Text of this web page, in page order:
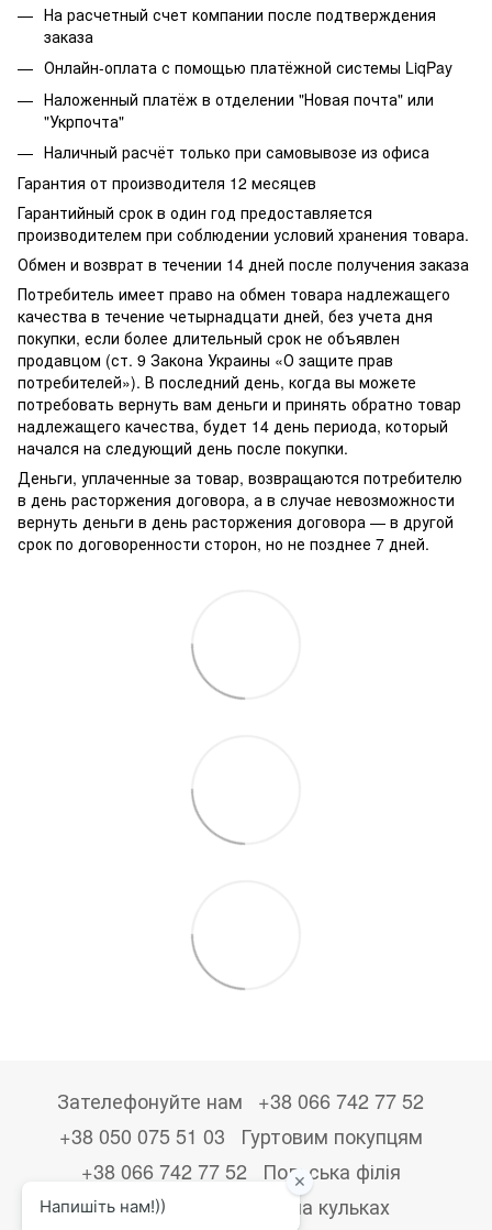
На расчетный счет компании после подтверждения
заказа
Онлайн-оплата с помощью платёжной системы LiqPay
Наложенный платёж в отделении "Новая почта" или
"Укрпочта"
Наличный расчёт только при самовывозе из офиса
Гарантия от производителя 12 месяцев
Гарантийный срок в один год предоставляется
производителем при соблюдении условий хранения товара.
Обмен и возврат в течении 14 дней после получения заказа
Потребитель имеет право на обмен товара надлежащего
качества в течение четырнадцати дней, без учета дня
покупки, если более длительный срок не объявлен
продавцом (ст. 9 Закона Украины «О защите прав
потребителей»). В последний день, когда вы можете
потребовать вернуть вам деньги и принять обратно товар
надлежащего качества, будет 14 день периода, который
начался на следующий день после покупки.
Деньги, уплаченные за товар, возвращаются потребителю
в день расторжения договора, а в случае невозможности
вернуть деньги в день расторжения договора — в другой
срок по договоренности сторон, но не позднее 7 дней.
Зателефонуйте нам
+38 066 742 77 52
+38 050 075 51 03
Гуртовим покупцям
+38 066 742 77 52
Польська філія
+48533867723
Друк на кульках